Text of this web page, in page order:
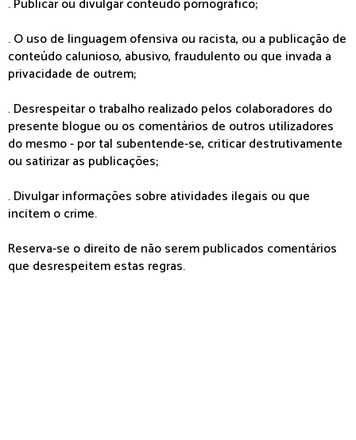
. Publicar ou divulgar conteúdo pornográfico;
. O uso de linguagem ofensiva ou racista, ou a publicação de
conteúdo calunioso, abusivo, fraudulento ou que invada a
privacidade de outrem;
. Desrespeitar o trabalho realizado pelos colaboradores do
presente blogue ou os comentários de outros utilizadores
do mesmo - por tal subentende-se, criticar destrutivamente
ou satirizar as publicações;
. Divulgar informações sobre atividades ilegais ou que
incitem o crime.
Reserva-se o direito de não serem publicados comentários
que desrespeitem estas regras.